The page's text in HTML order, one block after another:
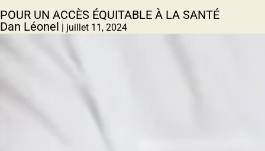
POUR UN ACCÈS ÉQUITABLE À LA SANTÉ
Dan Léonel
juillet 11, 2024